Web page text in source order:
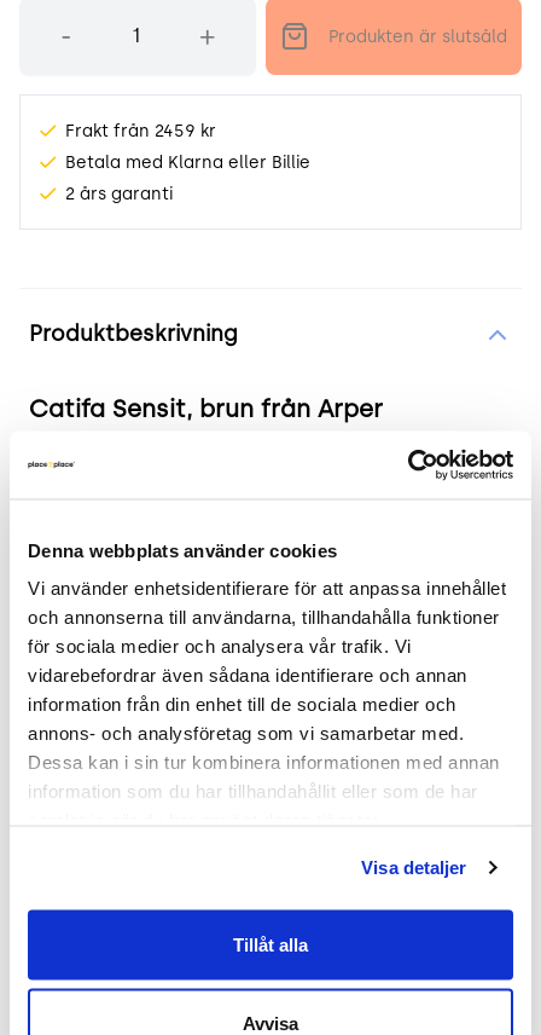
Denna webbplats använder cookies
Vi använder enhetsidentifierare för att anpassa innehållet
och annonserna till användarna, tillhandahålla funktioner
för sociala medier och analysera vår trafik. Vi
vidarebefordrar även sådana identifierare och annan
information från din enhet till de sociala medier och
annons- och analysföretag som vi samarbetar med.
Dessa kan i sin tur kombinera informationen med annan
information som du har tillhandahållit eller som de har
Visa detaljer
Tillåt alla
Avvisa
- + Produkten är slutsåld
Frakt från 2459 kr
Betala med Klarna eller Billie
2 års garanti
Produktbeskrivning
Catifa Sensit, brun från Arper
Produkten i korthet
metallbas.
Mått: Total höjd: 99-110 cm, Sitthöjd: 35-46 cm,
Bredd: 55 cm, Sittdjup: 43 cm.
Skick: 4/5 Stolen är i nyskick
2 års garanti
Mer om Catifa Sensit
Arpers Catifa Sensit är utformad för att erbjuda
arbetsdagar. Med en justerbar gaslift och en
anpassning till olika kroppslängder och
arbetsytor. Den eleganta designen kombinerar
funktionalitet med modern estetik, vilket gör den
idealisk för både konferensrum och hemmakontor.